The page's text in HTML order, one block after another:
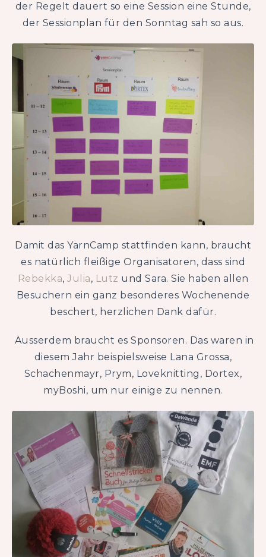
der Regelt dauert so eine Session eine Stunde,
der Sessionplan für den Sonntag sah so aus.
Damit das YarnCamp stattfinden kann, braucht
es natürlich fleißige Organisatoren, dass sind
Rebekka, Julia, Lutz und Sara. Sie haben allen
Besuchern ein ganz besonderes Wochenende
beschert, herzlichen Dank dafür.
Ausserdem braucht es Sponsoren. Das waren in
diesem Jahr beispielsweise Lana Grossa,
Schachenmayr, Prym, Loveknitting, Dortex,
myBoshi, um nur einige zu nennen.